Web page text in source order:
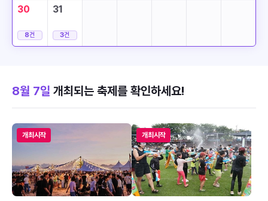
30
8건
31
3건
8월 7일 개최되는 축제를 확인하세요!
개최시작 개최시작